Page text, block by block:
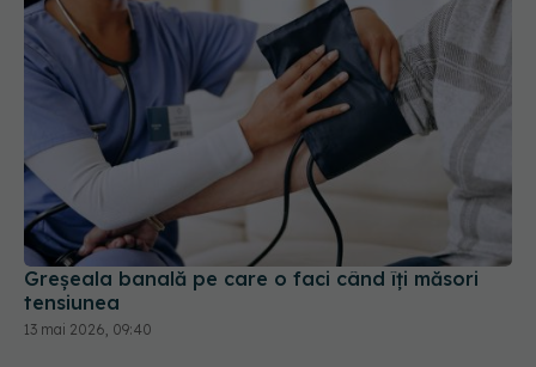
Greșeala banală pe care o faci când îți măsori
tensiunea
13 mai 2026, 09:40